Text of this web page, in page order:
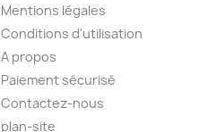
Mentions légales
Conditions d'utilisation
A propos
Paiement sécurisé
Contactez-nous
plan-site